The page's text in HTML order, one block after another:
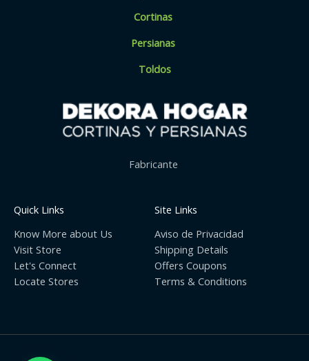
Cortinas
Persianas
Toldos
Fabricante
Quick Links
Know More about Us
Visit Store
Let's Connect
Locate Stores
Site Links
Aviso de Privacidad
Shipping Details
Offers Coupons
Terms & Conditions